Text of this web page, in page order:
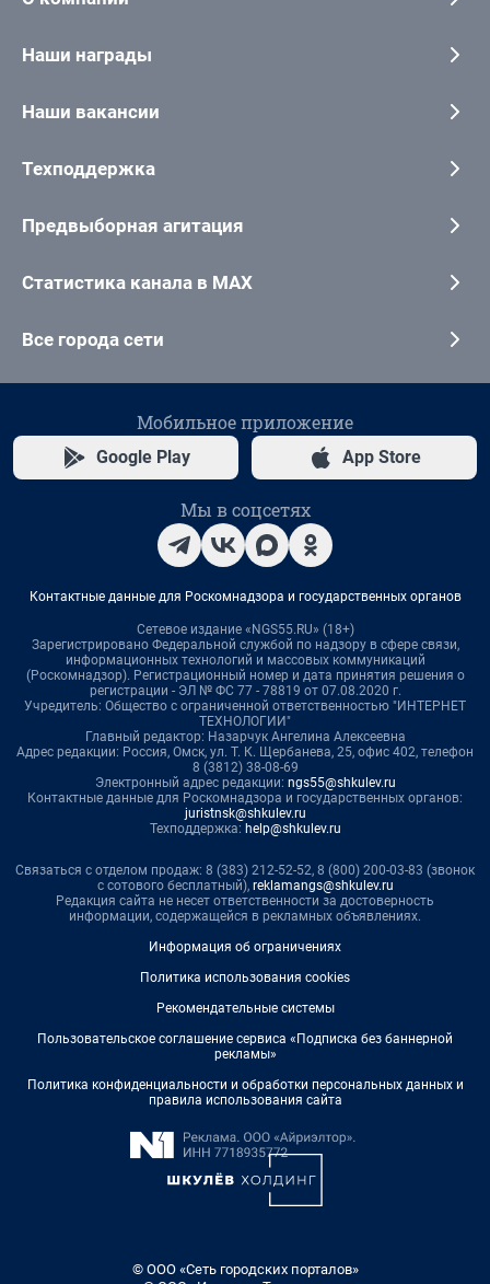
Наши награды
Наши вакансии
Техподдержка
Предвыборная агитация
Статистика канала в MAX
Все города сети
Мобильное приложение
Google Play App Store
Мы в соцсетях
Контактные данные для Роскомнадзора и государственных органов
Сетевое издание «NGS55.RU» (18+)
Зарегистрировано Федеральной службой по надзору в сфере связи,
информационных технологий и массовых коммуникаций
(Роскомнадзор). Регистрационный номер и дата принятия решения о
регистрации - ЭЛ № ФС 77 - 78819 от 07.08.2020 г.
Учредитель: Общество с ограниченной ответственностью "ИНТЕРНЕТ
ТЕХНОЛОГИИ"
Главный редактор: Назарчук Ангелина Алексеевна
Адрес редакции: Россия, Омск, ул. Т. К. Щербанева, 25, офис 402, телефон
8 (3812) 38-08-69
Электронный адрес редакции: ngs55@shkulev.ru
Контактные данные для Роскомнадзора и государственных органов:
juristnsk@shkulev.ru
Техподдержка: help@shkulev.ru
Связаться с отделом продаж: 8 (383) 212-52-52, 8 (800) 200-03-83 (звонок
с сотового бесплатный), reklamangs@shkulev.ru
Редакция сайта не несет ответственности за достоверность
информации, содержащейся в рекламных объявлениях.
Информация об ограничениях
Политика использования cookies
Рекомендательные системы
Пользовательское соглашение сервиса «Подписка без баннерной
рекламы»
Политика конфиденциальности и обработки персональных данных и
правила использования сайта
© ООО «Сеть городских порталов»